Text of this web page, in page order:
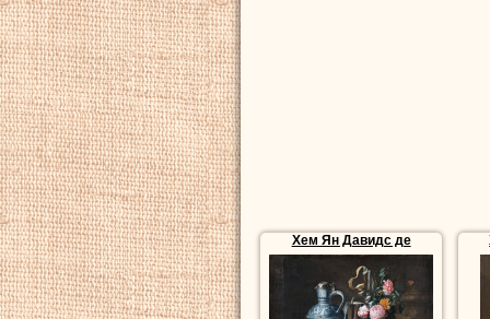
купить
Хем Ян Давидс де